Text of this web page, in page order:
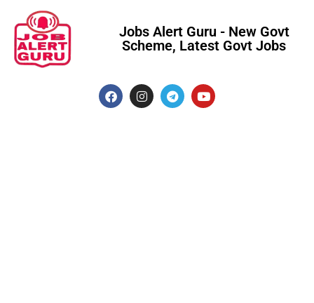
Jobs Alert Guru - New Govt
Scheme, Latest Govt Jobs